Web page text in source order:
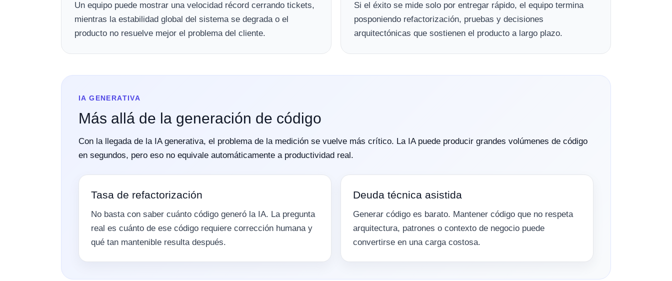
Un equipo puede mostrar una velocidad récord cerrando tickets,
mientras la estabilidad global del sistema se degrada o el
producto no resuelve mejor el problema del cliente.
Si el éxito se mide solo por entregar rápido, el equipo termina
posponiendo refactorización, pruebas y decisiones
arquitectónicas que sostienen el producto a largo plazo.
IA GENERATIVA
Más allá de la generación de código
Con la llegada de la IA generativa, el problema de la medición se vuelve más crítico. La IA puede producir grandes volúmenes de código
en segundos, pero eso no equivale automáticamente a productividad real.
Tasa de refactorización
No basta con saber cuánto código generó la IA. La pregunta
real es cuánto de ese código requiere corrección humana y
qué tan mantenible resulta después.
Deuda técnica asistida
Generar código es barato. Mantener código que no respeta
arquitectura, patrones o contexto de negocio puede
convertirse en una carga costosa.